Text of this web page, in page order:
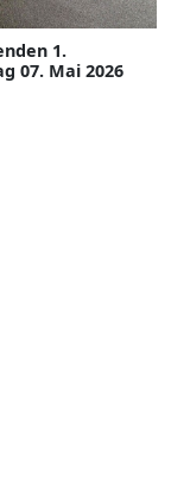
1.
07. Mai 2026